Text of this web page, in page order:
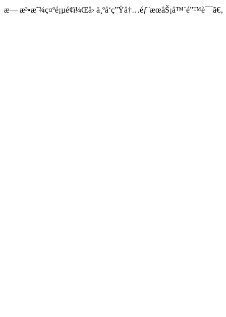
æ— æ³•æ˜¾ç¤ºé¡µé¢ï¼Œå› ä¸ºå‘ç”Ÿå†…éƒ¨æœåŠ¡å™¨é”™è¯¯ã€‚